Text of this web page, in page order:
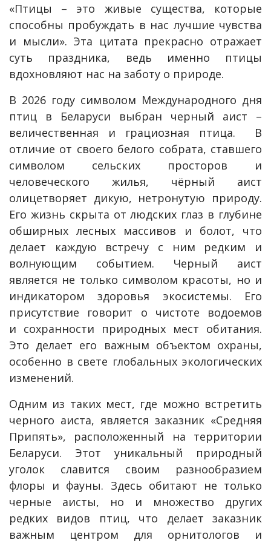
«Птицы – это живые существа, которые
способны пробуждать в нас лучшие чувства
и мысли». Эта цитата прекрасно отражает
суть праздника, ведь именно птицы
вдохновляют нас на заботу о природе.
В 2026 году символом Международного дня
птиц в Беларуси выбран черный аист –
величественная и грациозная птица. В
отличие от своего белого собрата, ставшего
символом сельских просторов и
человеческого жилья, чёрный аист
олицетворяет дикую, нетронутую природу.
Его жизнь скрыта от людских глаз в глубине
обширных лесных массивов и болот, что
делает каждую встречу с ним редким и
волнующим событием. Черный аист
является не только символом красоты, но и
индикатором здоровья экосистемы. Его
присутствие говорит о чистоте водоемов
и сохранности природных мест обитания.
Это делает его важным объектом охраны,
особенно в свете глобальных экологических
изменений.
Одним из таких мест, где можно встретить
черного аиста, является заказник «Средняя
Припять», расположенный на территории
Беларуси. Этот уникальный природный
уголок славится своим разнообразием
флоры и фауны. Здесь обитают не только
черные аисты, но и множество других
редких видов птиц, что делает заказник
важным центром для орнитологов и